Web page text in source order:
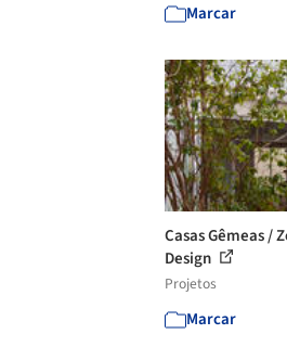
Marcar
Casas Gêmeas /
Design
Projetos
Marcar